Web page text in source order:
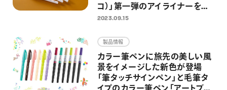
コ）」第一弾のアイライナーを
9/15（金）より発売 ～ブラック、
ーの全3色を展開～
2023.09.15
製品情報
カラー筆ペンに旅先の美しい風
景をイメージした新色が登場
「筆タッチサインペン」と毛筆タ
イプのカラー筆ペン「アートブラ